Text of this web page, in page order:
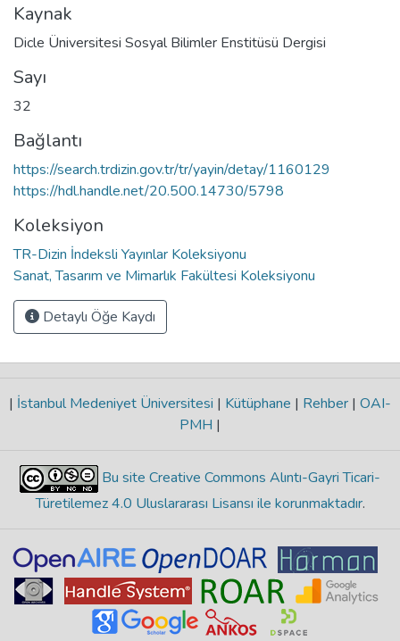
Kaynak
Dicle Üniversitesi Sosyal Bilimler Enstitüsü Dergisi
Sayı
32
Bağlantı
https://search.trdizin.gov.tr/tr/yayin/detay/1160129
https://hdl.handle.net/20.500.14730/5798
Koleksiyon
TR-Dizin İndeksli Yayınlar Koleksiyonu
Sanat, Tasarım ve Mimarlık Fakültesi Koleksiyonu
Detaylı Öğe Kaydı
| İstanbul Medeniyet Üniversitesi | Kütüphane | Rehber | OAI-
PMH |
Bu site Creative Commons Alıntı-Gayri Ticari-
Türetilemez 4.0 Uluslararası Lisansı ile korunmaktadır.